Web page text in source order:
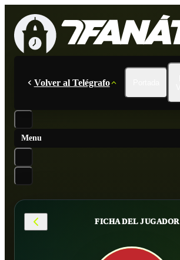
Volver al Telégrafo
Menu
FICHA DEL JUGADOR